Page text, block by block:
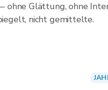
Glättung, ohne
nicht gemittelte.